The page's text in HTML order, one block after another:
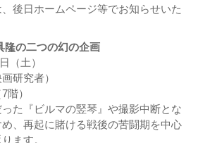
後日ホームページ等でお知らせいた
隆の二つの幻の企画
（土）
研究者）
階）
た『ビルマの竪琴』や撮影中断とな
、再起に賭ける戦後の苦闘期を中心
ます。